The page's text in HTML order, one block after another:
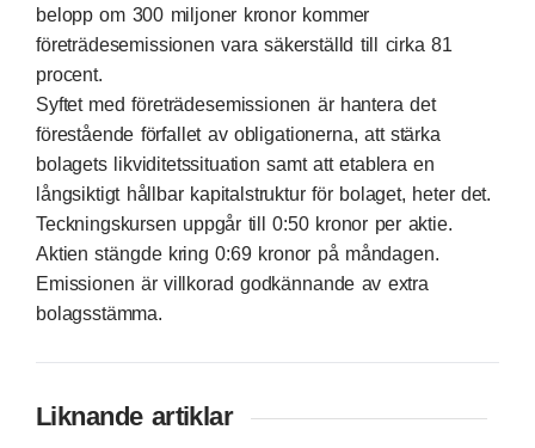
belopp om 300 miljoner kronor kommer
företrädesemissionen vara säkerställd till cirka 81
procent.
Syftet med företrädesemissionen är hantera det
förestående förfallet av obligationerna, att stärka
bolagets likviditetssituation samt att etablera en
långsiktigt hållbar kapitalstruktur för bolaget, heter det.
Teckningskursen uppgår till 0:50 kronor per aktie.
Aktien stängde kring 0:69 kronor på måndagen.
Emissionen är villkorad godkännande av extra
bolagsstämma.
Liknande artiklar